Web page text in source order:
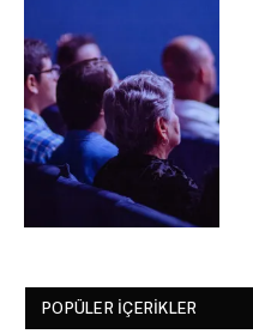
POPÜLER İÇERIKLER